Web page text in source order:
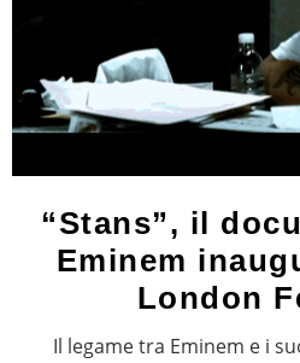
“Stans”, il
Eminem
London
Il legame tra Eminem e i